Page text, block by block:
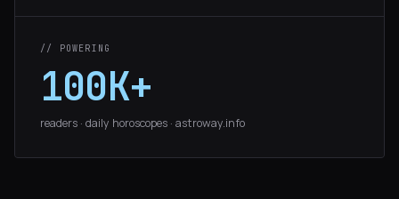
// POWERING
100K+
readers · daily horoscopes · astroway.info